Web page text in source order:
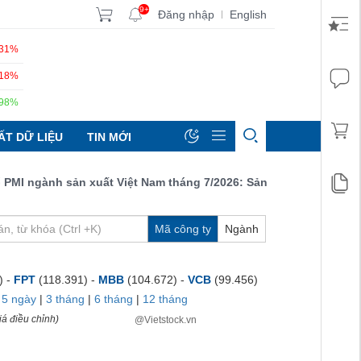
9+ Đăng nhập | English
DỮ LIỆU TIN MỚI
sản xuất Việt Nam tháng 7/2026: Sản lượng, số lượng
Mã công ty Ngành
- FPT (118.391) - MBB (104.672) - VCB (99.456)
5 ngày | 3 tháng | 6 tháng | 12 tháng
điều chỉnh) @Vietstock.vn